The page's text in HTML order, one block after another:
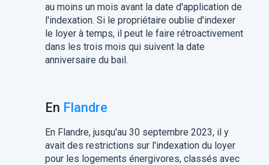
au moins un mois avant la date d'application de
l'indexation. Si le propriétaire oublie d'indexer
le loyer à temps, il peut le faire rétroactivement
dans les trois mois qui suivent la date
anniversaire du bail.
En Flandre
En Flandre, jusqu'au 30 septembre 2023, il y
avait des restrictions sur l'indexation du loyer
pour les logements énergivores, classés avec